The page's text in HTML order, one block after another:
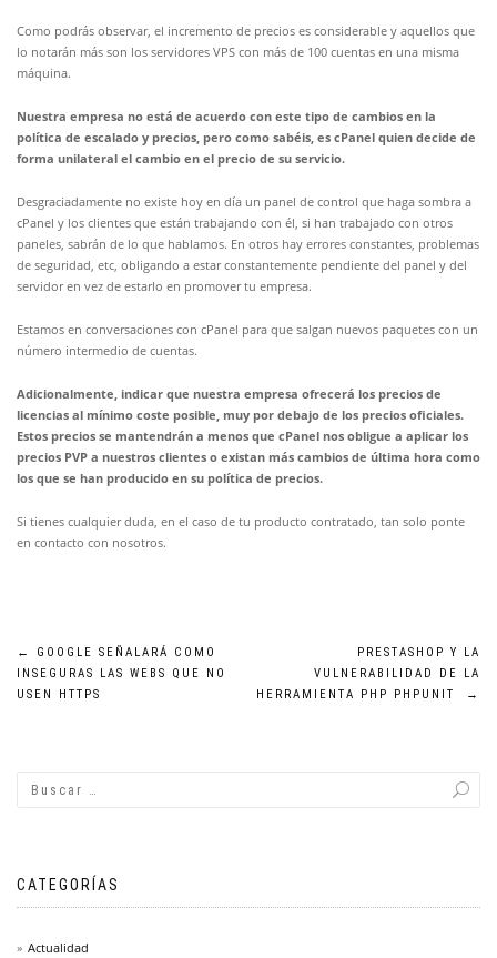
Como podrás observar, el incremento de precios es considerable y aquellos que
lo notarán más son los servidores VPS con más de 100 cuentas en una misma
máquina.
Nuestra empresa no está de acuerdo con este tipo de cambios en la
política de escalado y precios, pero como sabéis, es cPanel quien decide de
forma unilateral el cambio en el precio de su servicio.
Desgraciadamente no existe hoy en día un panel de control que haga sombra a
cPanel y los clientes que están trabajando con él, si han trabajado con otros
paneles, sabrán de lo que hablamos. En otros hay errores constantes, problemas
de seguridad, etc, obligando a estar constantemente pendiente del panel y del
servidor en vez de estarlo en promover tu empresa.
Estamos en conversaciones con cPanel para que salgan nuevos paquetes con un
número intermedio de cuentas.
Adicionalmente, indicar que nuestra empresa ofrecerá los precios de
licencias al mínimo coste posible, muy por debajo de los precios oficiales.
Estos precios se mantendrán a menos que cPanel nos obligue a aplicar los
precios PVP a nuestros clientes o existan más cambios de última hora como
los que se han producido en su política de precios.
Si tienes cualquier duda, en el caso de tu producto contratado, tan solo ponte
en contacto con nosotros.
Navegación
de
←
GOOGLE SEÑALARÁ COMO
INSEGURAS LAS WEBS QUE NO
USEN HTTPS
PRESTASHOP Y LA
VULNERABILIDAD DE LA
HERRAMIENTA PHP PHPUNIT
→
CATEGORÍAS
Actualidad